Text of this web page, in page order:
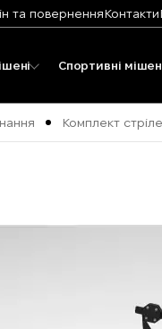
та поверненняКонтакти
Спортивні
Комплект